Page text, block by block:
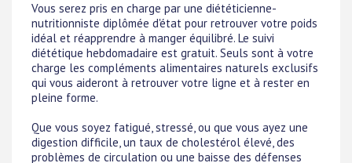
Vous serez pris en charge par une diététicienne-
nutritionniste diplômée d'état pour retrouver votre poids
idéal et réapprendre à manger équilibré. Le suivi
diététique hebdomadaire est gratuit. Seuls sont à votre
charge les compléments alimentaires naturels exclusifs
qui vous aideront à retrouver votre ligne et à rester en
pleine forme.
Que vous soyez fatigué, stressé, ou que vous ayez une
digestion difficile, un taux de cholestérol élevé, des
problèmes de circulation ou une baisse des défenses